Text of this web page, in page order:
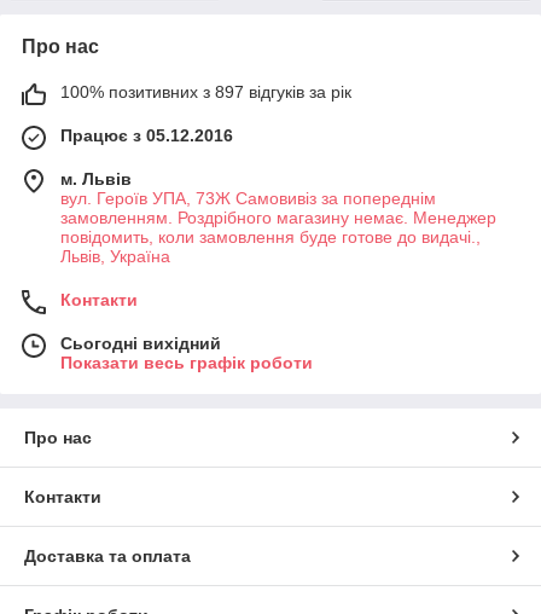
Про нас
100% позитивних з 897 відгуків за рік
Працює з 05.12.2016
м. Львів
вул. Героїв УПА, 73Ж Самовивіз за попереднім
замовленням. Роздрібного магазину немає. Менеджер
повідомить, коли замовлення буде готове до видачі.,
Львів, Україна
Контакти
Сьогодні вихідний
Показати весь графік роботи
Про нас
Контакти
Доставка та оплата